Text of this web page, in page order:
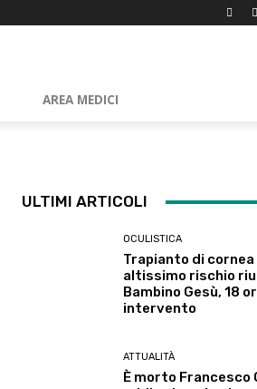
AREA MEDICI
ULTIMI ARTICOLI
OCULISTICA
Trapianto di cornea
altissimo rischio
Bambino Gesù, 18
intervento
ATTUALITÀ
È morto Francesco